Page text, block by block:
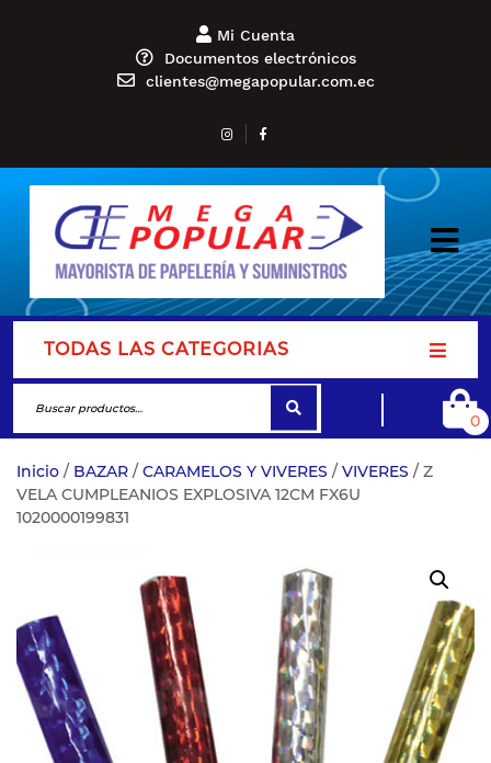
Mi Cuenta
Documentos electrónicos
clientes@megapopular.com.ec
TODAS LAS CATEGORIAS
0
Inicio / BAZAR / CARAMELOS Y VIVERES / VIVERES / Z
VELA CUMPLEANIOS EXPLOSIVA 12CM FX6U
1020000199831